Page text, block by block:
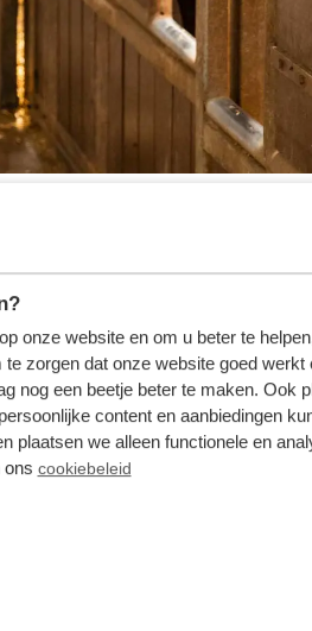
onze website en om u beter te
zorgen dat onze website goed werkt
nog een beetje beter te maken. Ook
content en aanbiedingen
plaatsen we alleen functionele en
ons cookiebeleid
"Der Hoenderlose Wald
zu dieser
für sportlich orientierte
durch die Veluwe nicht
auf dieser Route in großer
diese Route der ideale